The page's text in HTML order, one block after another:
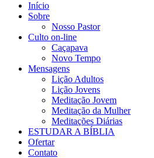
Início
Sobre
Nosso Pastor
Culto on-line
Caçapava
Novo Tempo
Mensagens
Lição Adultos
Lição Jovens
Meditação Jovem
Meditação da Mulher
Meditações Diárias
ESTUDAR A BÍBLIA
Ofertar
Contato